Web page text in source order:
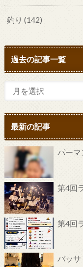
釣り (142)
過去の記事一覧
最新の記事
パー
第4回
第4回
バッサ